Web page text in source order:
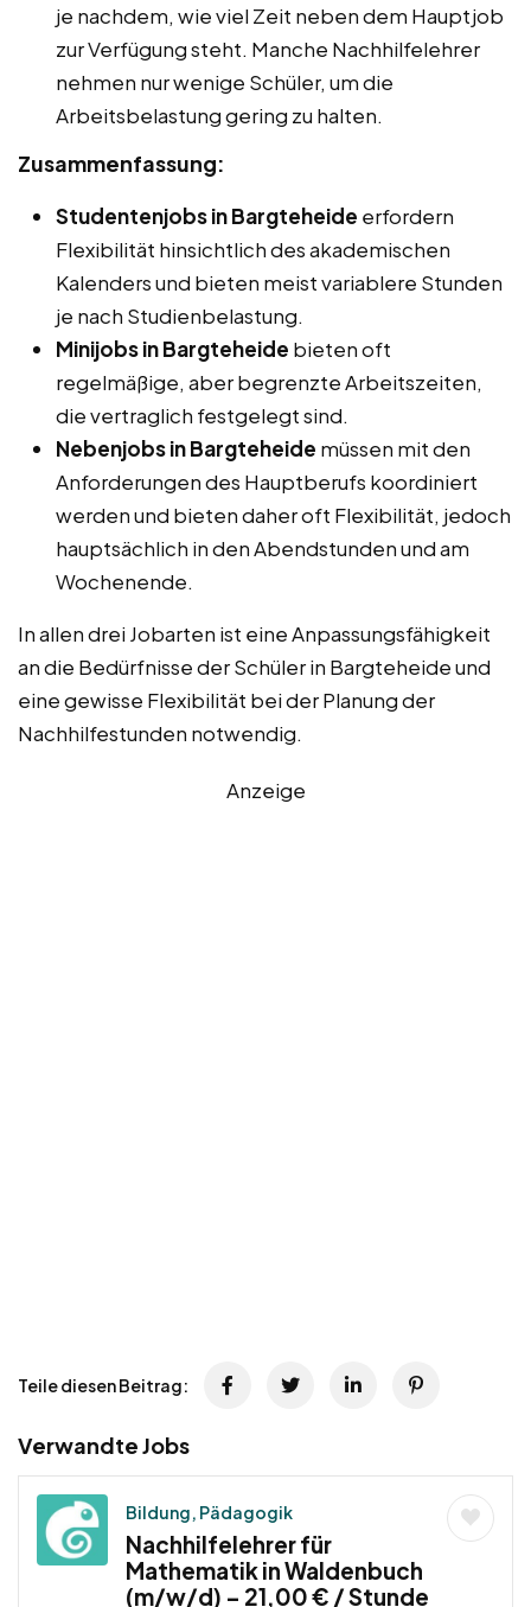
je nachdem, wie viel Zeit neben dem Hauptjob
zur Verfügung steht. Manche Nachhilfelehrer
nehmen nur wenige Schüler, um die
Arbeitsbelastung gering zu halten.
Zusammenfassung:
Studentenjobs in Bargteheide erfordern
Flexibilität hinsichtlich des akademischen
Kalenders und bieten meist variablere Stunden
je nach Studienbelastung.
Minijobs in Bargteheide bieten oft
regelmäßige, aber begrenzte Arbeitszeiten,
die vertraglich festgelegt sind.
Nebenjobs in Bargteheide müssen mit den
Anforderungen des Hauptberufs koordiniert
werden und bieten daher oft Flexibilität, jedoch
hauptsächlich in den Abendstunden und am
Wochenende.
In allen drei Jobarten ist eine Anpassungsfähigkeit
an die Bedürfnisse der Schüler in Bargteheide und
eine gewisse Flexibilität bei der Planung der
Nachhilfestunden notwendig.
Anzeige
Teile diesen Beitrag:
Verwandte Jobs
Bildung, Pädagogik
Nachhilfelehrer für
Mathematik in Waldenbuch
(m/w/d) – 21,00 € / Stunde